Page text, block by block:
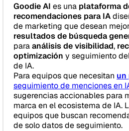
Goodie AI es una plataforma
recomendaciones para IA
de marketing que desean
resultados de búsqueda
paraanálisis de visibilidad,
optimización y seguimiento
de IA.
Para equipos que necesitan un
seguimiento de menciones en
sugerencias accionables para
marca en el ecosistema de IA.
equipos que buscan
de solo datos de seguimiento.